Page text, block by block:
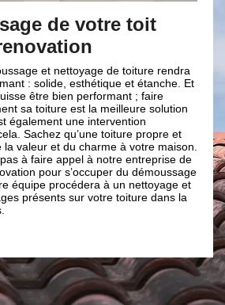
de votre toit
nettoyage de toiture rendra
esthétique et étanche. Et
bien performant ; faire
est la meilleure solution
une intervention
qu’une toiture propre et
et du charme à votre maison.
appel à notre entreprise de
s’occuper du démoussage
procédera à un nettoyage et
sur votre toiture dans la
Une envie
facile, il faut
l’hydrofuge
nettement
assurer de
toutes sorte
engager